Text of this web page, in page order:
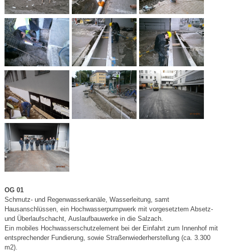
OG 01
Schmutz- und Regenwasserkanäle, Wasserleitung, samt
Hausanschlüssen, ein Hochwasserpumpwerk mit vorgesetztem Absetz-
und Überlaufschacht, Auslaufbauwerke in die Salzach.
Ein mobiles Hochwasserschutzelement bei der Einfahrt zum Innenhof mit
entsprechender Fundierung, sowie Straßenwiederherstellung (ca. 3.300
m2).